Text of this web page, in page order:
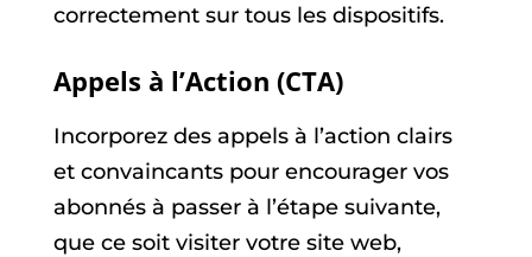
correctement sur tous les dispositifs.
Appels à l’Action (CTA)
Incorporez des appels à l’action clairs
et convaincants pour encourager vos
abonnés à passer à l’étape suivante,
que ce soit visiter votre site web,